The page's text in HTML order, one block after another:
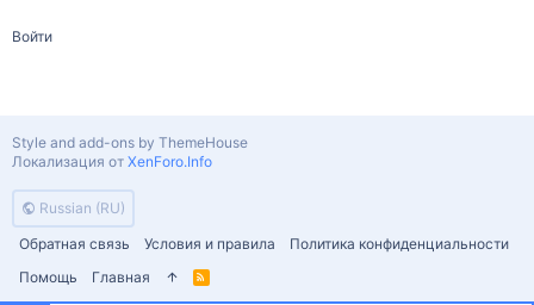
Войти
Russian (RU)
Обратная связь
Условия и правила
Политика конфиденциальности
Помощь
Главная
R
Style and add-ons by ThemeHouse
Локализация от XenForo.Info